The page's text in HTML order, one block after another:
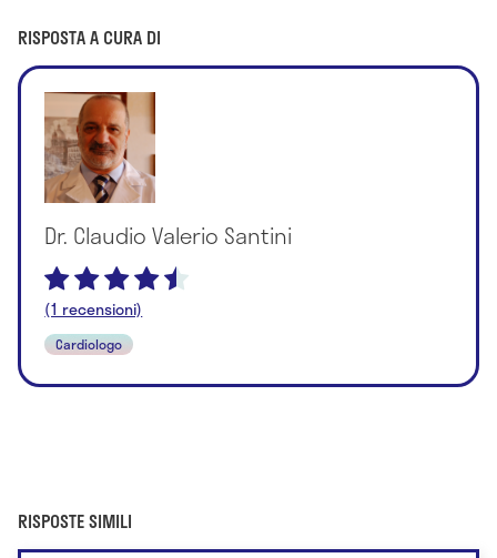
RISPOSTA A CURA DI
Dr. Claudio Valerio Santini
(1 recensioni)
Cardiologo
RISPOSTE SIMILI